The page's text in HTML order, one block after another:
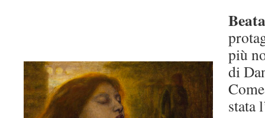
più
di
stata